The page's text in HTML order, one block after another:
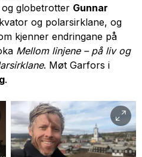
globetrotter Gunnar
og polarsirklane, og
kjenner endringane på
Mellom linjene – på liv og
. Møt Garfors i
.